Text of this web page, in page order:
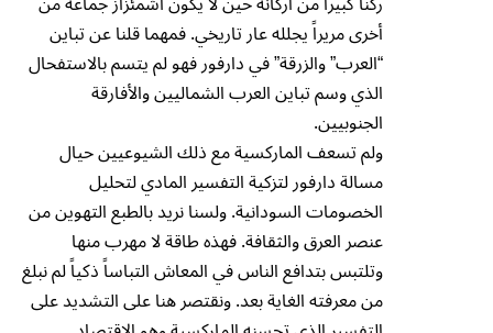
أخرى مريراً يجلله عار تاريخي. فمهما قلنا عن تباين
“العرب” والزرقة” في دارفور فهو لم يتسم بالاستفحال
الذي وسم تباين العرب الشماليين والأفارقة
الجنوبيين.
ولم تسعف الماركسية مع ذلك الشيوعيين حيال
مسالة دارفور لتزكية التفسير المادي لتحليل
الخصومات السودانية. ولسنا نريد بالطبع التهوين من
عنصر العرق والثقافة. فهذه طاقة لا مهرب منها
وتلتبس بتدافع الناس في المعاش التباساً ذكياً لم نبلغ
من معرفته الغاية بعد. ونقتصر هنا على التشديد على